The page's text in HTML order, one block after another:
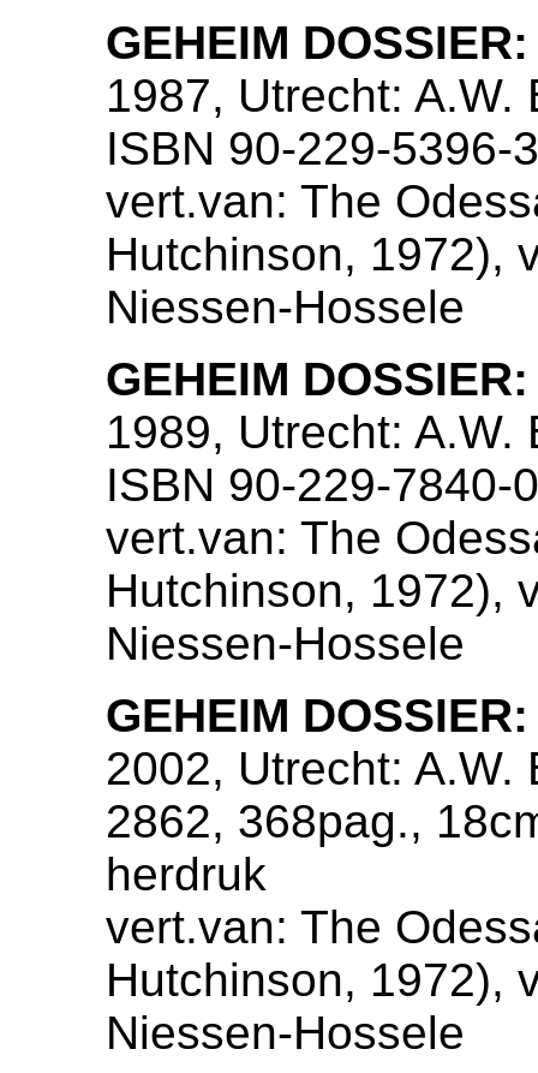
GEHEIM
1987, Utrecht:
ISBN 90-229-5396-
vert.van: The
Hutchinson, 1972),
Niessen-Hossele
GEHEIM
1989, Utrecht:
ISBN 90-229-7840-
vert.van: The
Hutchinson, 1972),
Niessen-Hossele
GEHEIM
2002, Utrecht: A.W.
2862, 368pag.,
herdruk
vert.van: The
Hutchinson, 1972),
Niessen-Hossele